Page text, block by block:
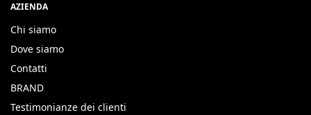
AZIENDA
Chi siamo
Dove siamo
Contatti
BRAND
Testimonianze dei clienti